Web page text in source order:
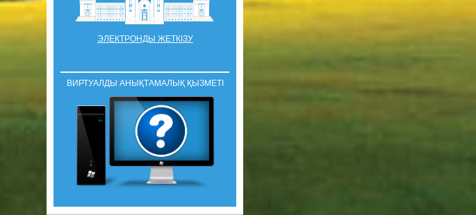
ЭЛЕКТРОНДЫ ЖЕТКІЗУ
ВИРТУАЛДЫ АНЫҚТАМАЛЫҚ ҚЫЗМЕТІ